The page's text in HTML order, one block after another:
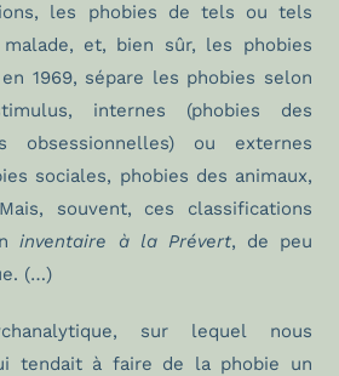
les phobies de tels ou tels
et, bien sûr, les phobies
en 1969, sépare les phobies selon
internes (phobies des
obsessionnelles) ou externes
sociales, phobies des animaux,
souvent, ces classifications
inventaire à la Prévert, de peu
(…)
sur lequel nous
tendait à faire de la phobie un